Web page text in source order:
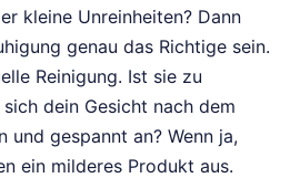
kleine Unreinheiten? Dann
genau das Richtige sein.
Reinigung. Ist sie zu
dein Gesicht nach dem
und gespannt an? Wenn ja,
ein milderes Produkt aus.